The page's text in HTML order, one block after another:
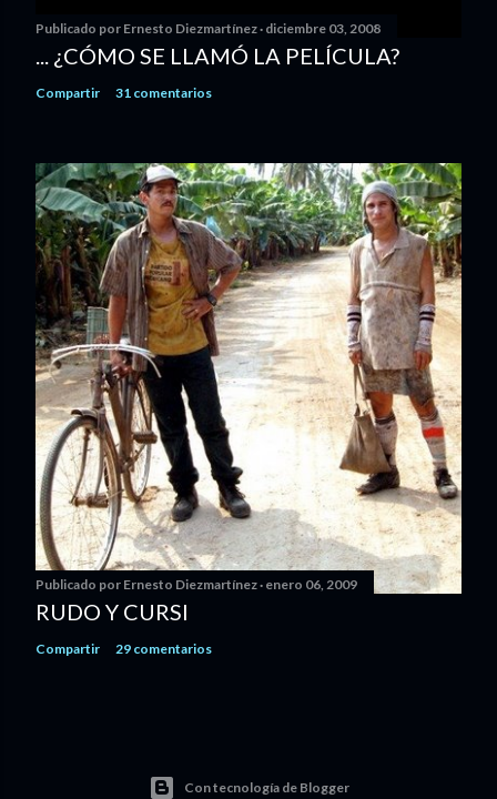
Publicado por Ernesto Diezmartínez diciembre 03, 2008
... ¿CÓMO SE LLAMÓ LA PELÍCULA?
Compartir 31 comentarios
Publicado por Ernesto Diezmartínez enero 06, 2009
RUDO Y CURSI
Compartir 29 comentarios
Con tecnología de Blogger